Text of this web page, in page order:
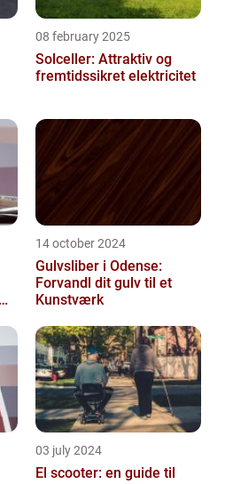
08 february 2025
Solceller: Attraktiv og
fremtidssikret elektricitet
14 october 2024
Gulvsliber i Odense:
Forvandl dit gulv til et
Kunstværk
03 july 2024
El scooter: en guide til